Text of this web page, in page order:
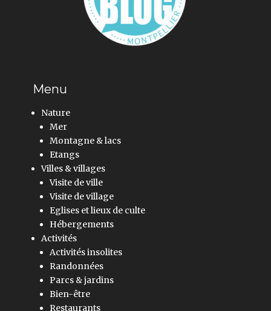
Menu
Nature
Mer
Montagne & lacs
Etangs
Villes & villages
Visite de ville
Visite de village
Eglises et lieux de culte
Hébergements
Activités
Activités insolites
Randonnées
Parcs & jardins
Bien-être
Restaurants